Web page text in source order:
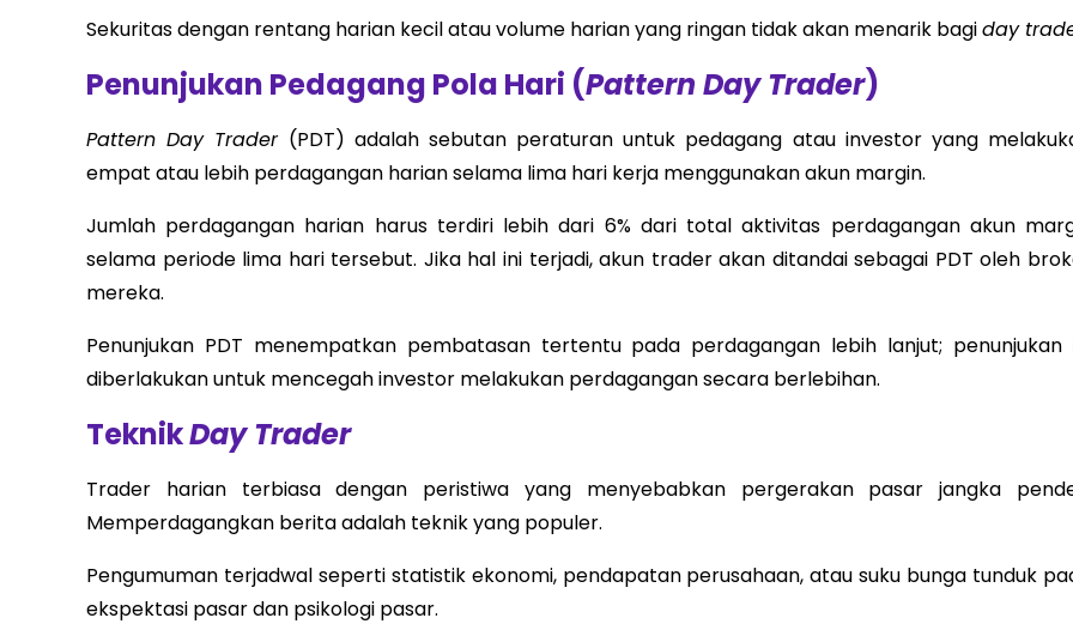
Sekuritas dengan rentang harian kecil atau volume harian yang ringan tidak akan menarik bagiday
Penunjukan Pedagang Pola Hari (Pattern Day Trader)
Pattern Day Trader(PDT) adalah sebutan peraturan untuk pedagang atau investor yang
empat atau lebih perdagangan harian selama lima hari kerja menggunakan akun margin.
Jumlah perdagangan harian harus terdiri lebih dari 6% dari total aktivitas perdagangan akun
selama periode lima hari tersebut. Jika hal ini terjadi, akun trader akan ditandai sebagai PDT oleh
mereka.
Penunjukan PDT menempatkan pembatasan tertentu pada perdagangan lebih lanjut; penunjukan
diberlakukan untuk mencegah investor melakukan perdagangan secara berlebihan.
TeknikDay Trader
Trader harian terbiasa dengan peristiwa yang menyebabkan pergerakan pasar jangka
Memperdagangkan berita adalah teknik yang populer.
Pengumuman terjadwal seperti statistik ekonomi, pendapatan perusahaan, atau suku bunga tunduk
ekspektasi pasar dan psikologi pasar.